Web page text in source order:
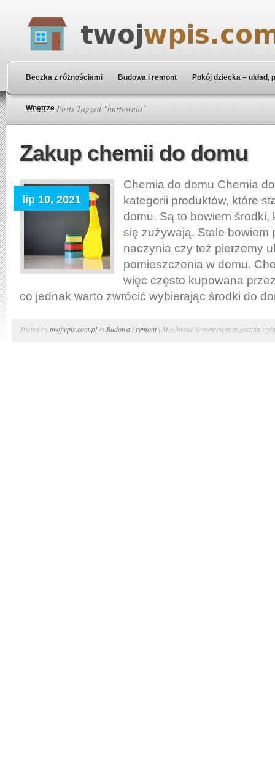
Beczka z różnościami Budowa i remont Pokój dziecka – układ,
Wnętrze
Home» Posts Tagged "hurtownia"
Zakup chemii do domu
lip 10, 2021
Chemia do domu Chemia
kategorii produktów, które
domu. Są to bowiem środki,
się zużywają. Stale bowiem
naczynia czy też pierzemy
pomieszczenia w domu.
więc często kupowana
co jednak warto zwrócić wybierając środki do
Posted bytwojwpis.com.plin Budowa i remont| Możliwość komentowania Zakup
została